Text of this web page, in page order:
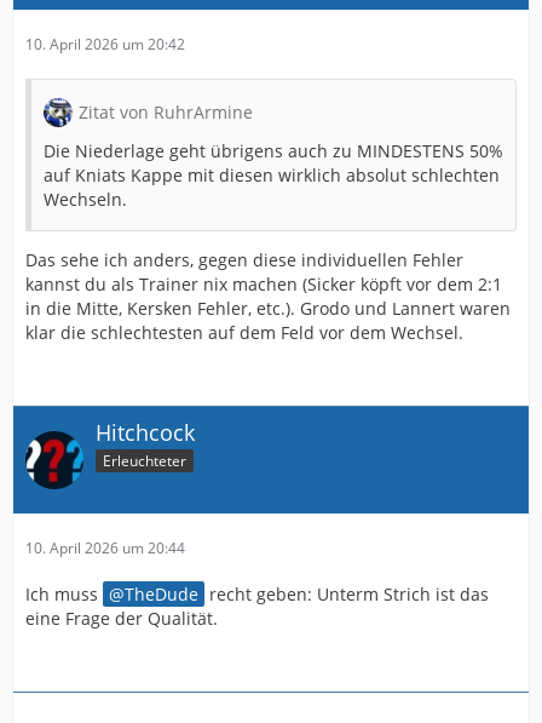
10. April 2026 um 20:42
Zitat von RuhrArmine
Die Niederlage geht übrigens auch zu MINDESTENS 50%
auf Kniats Kappe mit diesen wirklich absolut schlechten
Wechseln.
Das sehe ich anders, gegen diese individuellen Fehler
kannst du als Trainer nix machen (Sicker köpft vor dem 2:1
in die Mitte, Kersken Fehler, etc.). Grodo und Lannert waren
klar die schlechtesten auf dem Feld vor dem Wechsel.
Hitchcock
Erleuchteter
10. April 2026 um 20:44
Ich muss TheDude recht geben: Unterm Strich ist das
eine Frage der Qualität.